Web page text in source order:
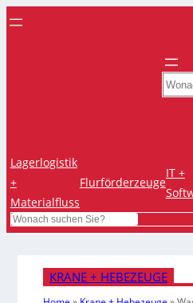
Search
Lagerlogistik
+
Materialfluss
Flurförderzeuge
IT +
Search
KRANE + HEBEZEUGE